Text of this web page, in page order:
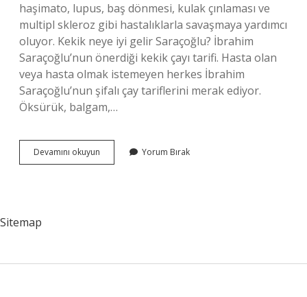
haşimato, lupus, baş dönmesi, kulak çınlaması ve
multipl skleroz gibi hastalıklarla savaşmaya yardımcı
oluyor. Kekik neye iyi gelir Saraçoğlu? İbrahim
Saraçoğlu’nun önerdiği kekik çayı tarifi. Hasta olan
veya hasta olmak istemeyen herkes İbrahim
Saraçoğlu’nun şifalı çay tariflerini merak ediyor.
Öksürük, balgam,…
Devamını okuyun
Sağlık
Yorum Bırak
Sitemap